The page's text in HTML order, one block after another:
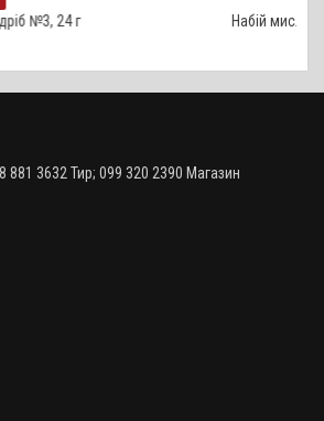
Набій мисливський Тахо
881 3632 Тир; 099 320 2390 Магазин